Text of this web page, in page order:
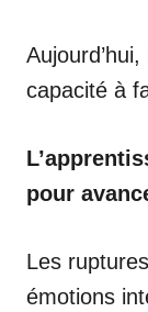
capacité à
pour
Les
émotions